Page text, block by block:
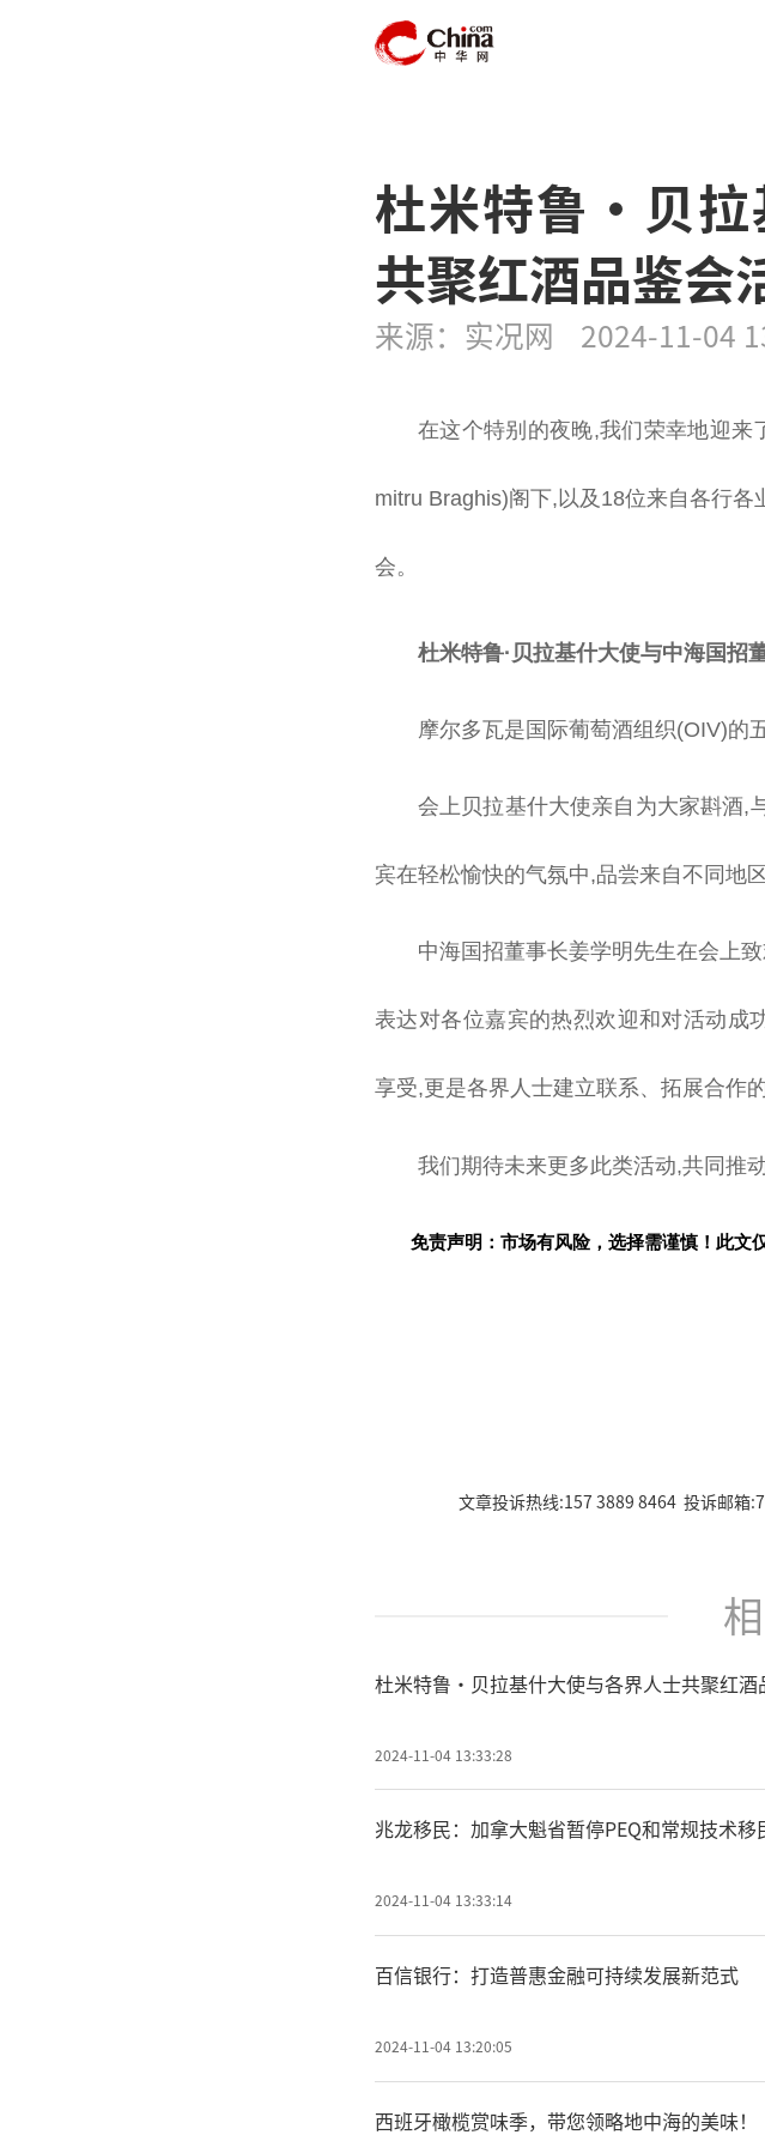
杜米特鲁·贝拉
共聚红酒品鉴会
来源：实况网 2024-11-04
在这个特别的夜晚,我们荣幸地迎来
mitru Braghis)阁下,以及18位来自各行
会。
杜米特鲁·贝拉基什大使与中海国招
摩尔多瓦是国际葡萄酒组织(OIV)的
会上贝拉基什大使亲自为大家斟酒,
宾在轻松愉快的气氛中,品尝来自不同地
中海国招董事长姜学明先生在会上
表达对各位嘉宾的热烈欢迎和对活动成
享受,更是各界人士建立联系、拓展合作
我们期待未来更多此类活动,共同推
免责声明：市场有风险，选择需谨慎！此文
文章投诉热线:157 3889 8464 投诉邮箱
杜米特鲁·贝拉基什大使与各界人士共聚红酒
2024-11-04 13:33:28
兆龙移民：加拿大魁省暂停PEQ和常规技术移
2024-11-04 13:33:14
百信银行：打造普惠金融可持续发展新范式
2024-11-04 13:20:05
西班牙橄榄赏味季，带您领略地中海的美味！